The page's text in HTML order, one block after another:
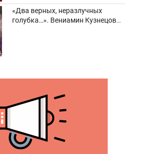
«Два верных, неразлучных
голубка…». Вениамин Кузнецов